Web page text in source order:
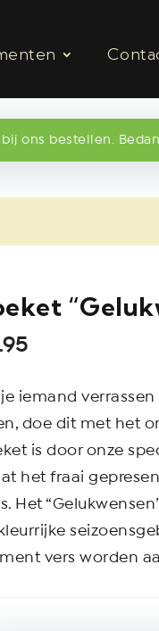
ons bestellen.
je iemand
doe dit met het
is door onze
het fraai
Het
vers worden